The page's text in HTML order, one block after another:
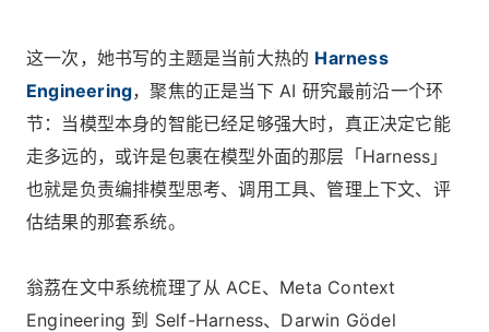
这一次，她书写的主题是当前大热的 Harness
Engineering，聚焦的正是当下 AI 研究最前沿一个环
节：当模型本身的智能已经足够强大时，真正决定它能
走多远的，或许是包裹在模型外面的那层「Harness」
也就是负责编排模型思考、调用工具、管理上下文、评
估结果的那套系统。
翁荔在文中系统梳理了从 ACE、Meta Context
Engineering 到 Self-Harness、Darwin Gödel